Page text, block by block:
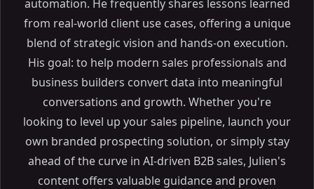
automation. He frequently shares lessons learned
from real-world client use cases, offering a unique
blend of strategic vision and hands-on execution.
His goal: to help modern sales professionals and
business builders convert data into meaningful
conversations and growth. Whether you're
looking to level up your sales pipeline, launch your
own branded prospecting solution, or simply stay
ahead of the curve in AI-driven B2B sales, Julien's
content offers valuable guidance and proven